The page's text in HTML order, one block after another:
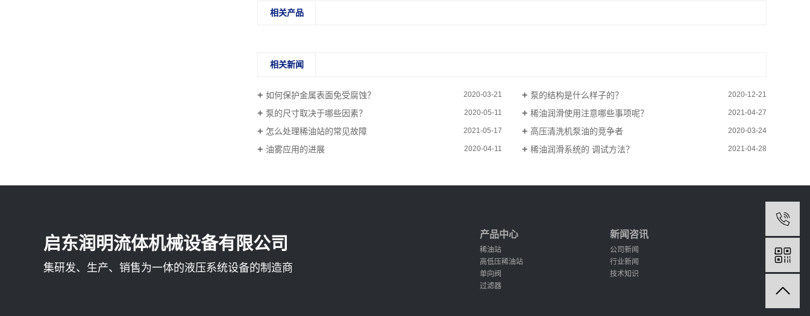
相关产品
相关新闻
如何保护金属表面免受腐蚀？ 2020-03-21 泵的结构是什么样子的？ 2020-12-21
泵的尺寸取决于哪些因素？ 2020-05-11 稀油润滑使用注意哪些事项呢？ 2021-04-27
怎么处理稀油站的常见故障 2021-05-17 高压清洗机泵油的竞争者 2020-03-24
油雾应用的进展 2020-04-11 稀油润滑系统的 调试方法？ 2021-04-28
启东润明流体机械设备有限公司
集研发、生产、销售为一体的液压系统设备的制造商
产品中心
稀油站
高低压稀油站
单向阀
过滤器
新闻咨讯
公司新闻
行业新闻
技术知识